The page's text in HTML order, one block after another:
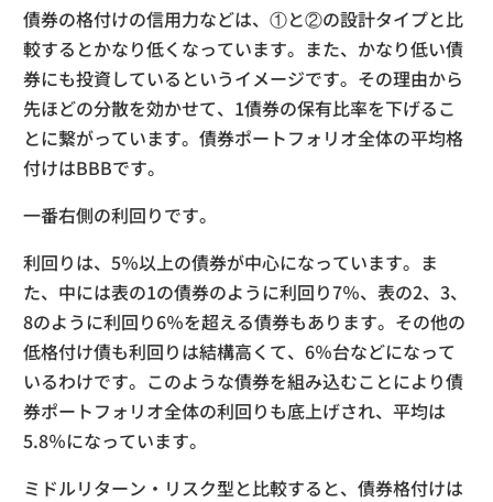
債券の格付けの信用力などは、①と②の設計タイプと比
較するとかなり低くなっています。また、かなり低い債
券にも投資しているというイメージです。その理由から
先ほどの分散を効かせて、1債券の保有比率を下げるこ
とに繋がっています。債券ポートフォリオ全体の平均格
付けはBBBです。
一番右側の利回りです。
利回りは、5％以上の債券が中心になっています。ま
た、中には表の1の債券のように利回り7％、表の2、3、
8のように利回り6％を超える債券もあります。その他の
低格付け債も利回りは結構高くて、6％台などになって
いるわけです。このような債券を組み込むことにより債
券ポートフォリオ全体の利回りも底上げされ、平均は
5.8％になっています。
ミドルリターン・リスク型と比較すると、債券格付けは